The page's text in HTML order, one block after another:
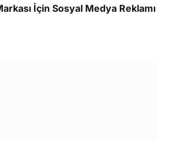
İçin Sosyal Medya Reklamı